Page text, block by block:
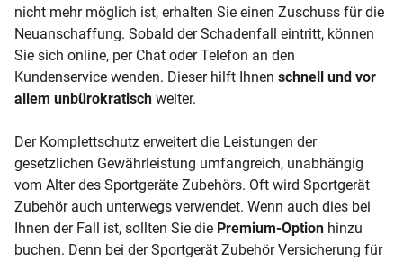
nicht mehr möglich ist, erhalten Sie einen Zuschuss für die
Neuanschaffung. Sobald der Schadenfall eintritt, können
Sie sich online, per Chat oder Telefon an den
Kundenservice wenden. Dieser hilft Ihnen schnell und vor
allem unbürokratisch weiter.
Der Komplettschutz erweitert die Leistungen der
gesetzlichen Gewährleistung umfangreich, unabhängig
vom Alter des Sportgeräte Zubehörs. Oft wird Sportgerät
Zubehör auch unterwegs verwendet. Wenn auch dies bei
Ihnen der Fall ist, sollten Sie die Premium-Option hinzu
buchen. Denn bei der Sportgerät Zubehör Versicherung für